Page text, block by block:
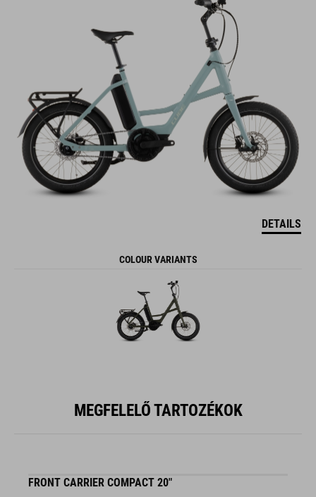
DETAILS
COLOUR VARIANTS
MEGFELELŐ TARTOZÉKOK
FRONT CARRIER COMPACT 20"